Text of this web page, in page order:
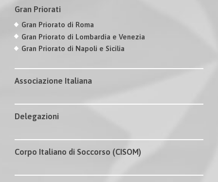
Gran Priorati
Gran Priorato di Roma
Gran Priorato di Lombardia e Venezia
Gran Priorato di Napoli e Sicilia
Associazione Italiana
Delegazioni
Corpo Italiano di Soccorso (CISOM)